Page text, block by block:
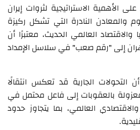
الأهمية الاستراتيجية لثروات إيران
والمعادن النادرة التي تشكل ركيزة
العالمي الحديث، معتبرًا أن
إلى "رقم صعب" في سلاسل الإمداد
الجارية قد تعكس انتقالًا
معزولة بالعقوبات إلى فاعل محتمل في
العالمي، بما يتجاوز حدود